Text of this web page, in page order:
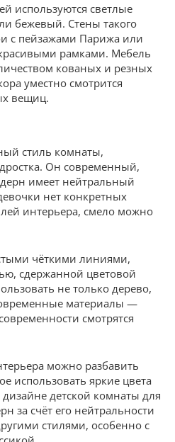
используются светлые
бежевый. Стены такого
с пейзажами Парижа или
рамками. Мебель
кованых и резных
уместно смотрится
вещиц.
стиль комнаты,
Он современный,
имеет нейтральный
нет конкретных
интерьера, смело можно
чёткими линиями,
сдержанной цветовой
не только дерево,
материалы —
смотрятся
можно разбавить
использовать яркие цвета
детской комнаты для
за счёт его нейтральности
стилями, особенно с